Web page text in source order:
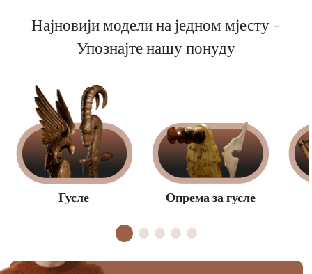
Најновији модели на једном мјесту -
Упознајте нашу понуду
Гусле Опрема за гусле